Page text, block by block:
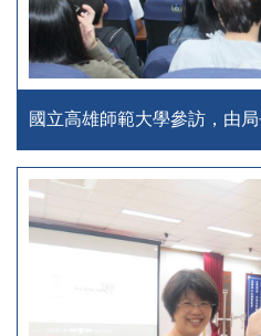
國立高雄師範大學參訪，由